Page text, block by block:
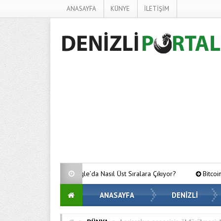
ANASAYFA KÜNYE İLETİŞİM
Nasıl Üst Sıralara Çıkıyor? Bitcoin’de Gözler Kritik
ANASAYFA DENİZLİ